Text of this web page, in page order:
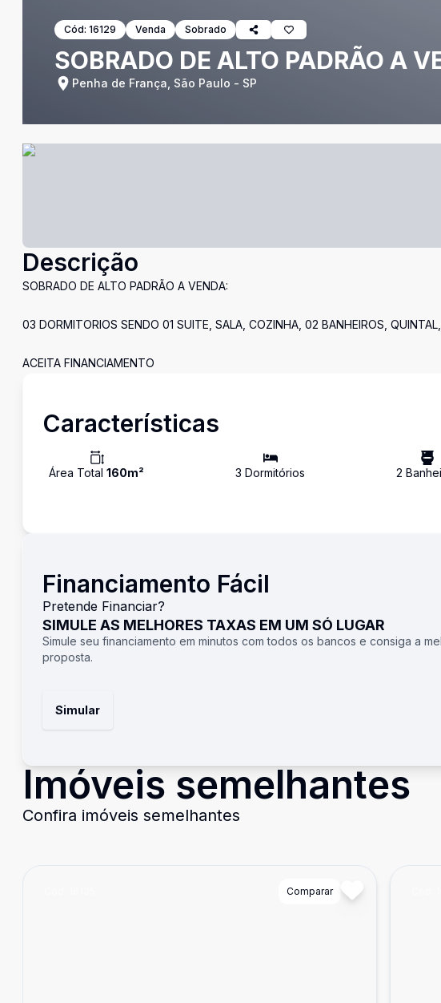
Cód: 16129 Venda Sobrado
SOBRADO DE ALTO PADRÃO A
Penha de França, São Paulo - SP
Descrição
SOBRADO DE ALTO PADRÃO A VENDA:
03 DORMITORIOS SENDO 01 SUITE, SALA, COZINHA, 02 BANHEIROS,
ACEITA FINANCIAMENTO
Características
Área Total 160m² 3 Dormitórios 2
Financiamento Fácil
Pretende Financiar?
SIMULE AS MELHORES TAXAS EM UM SÓ LUGAR
Simule seu financiamento em minutos com todos os bancos e consiga a
proposta.
Simular
Imóveis semelhantes
Confira imóveis semelhantes
Comparar